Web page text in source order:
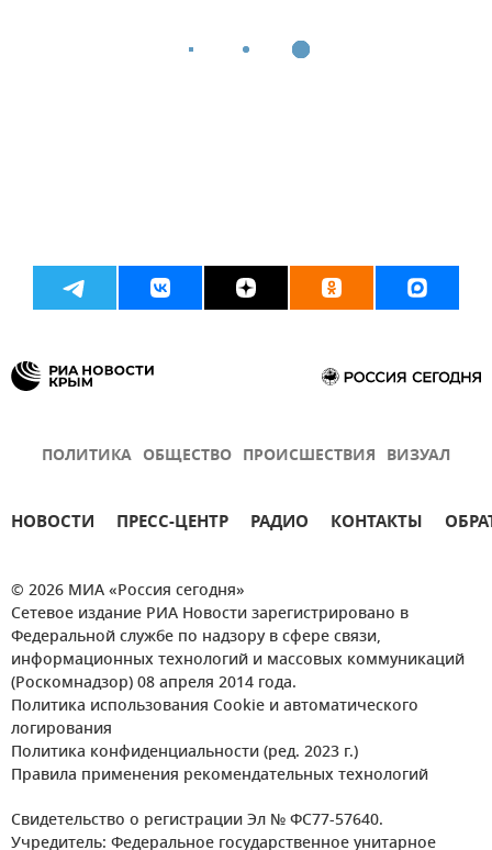
ПОЛИТИКА ОБЩЕСТВО ПРОИСШЕСТВИЯ ВИЗУАЛ
НОВОСТИ ПРЕСС-ЦЕНТР РАДИО КОНТАКТЫ
© 2026 МИА «Россия сегодня»
Сетевое издание РИА Новости зарегистрировано в
Федеральной службе по надзору в сфере связи,
информационных технологий и массовых коммуникаций
(Роскомнадзор) 08 апреля 2014 года.
Политика использования Cookie и автоматического
логирования
Политика конфиденциальности (ред. 2023 г.)
Правила применения рекомендательных технологий
Свидетельство о регистрации Эл № ФС77-57640.
Учредитель: Федеральное государственное унитарное